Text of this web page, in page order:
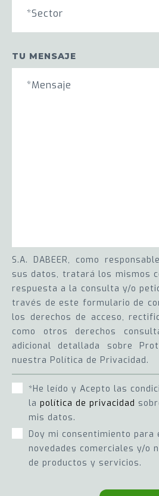
*Sector
TU MENSAJE
S.A. DABEER, como
sus datos, tratará los mismos
respuesta a la consulta y/o
través de este formulario de
los derechos de acceso,
como otros derechos
adicional detallada sobre
nuestra Política de Privacidad.
*He leído y Acepto las
la política de privacidad
mis datos.
Doy mi consentimiento para
novedades comerciales y/o
de productos y servicios.